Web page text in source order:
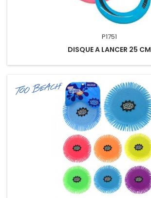
P1751
DISQUE A LANCER 25 CM